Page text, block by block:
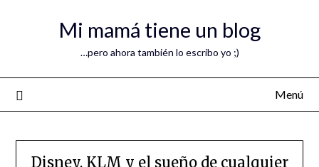
Mi mamá tiene un blog
…pero ahora también lo escribo yo ;)
Menú
Disney, KLM y el sueño de cualquier